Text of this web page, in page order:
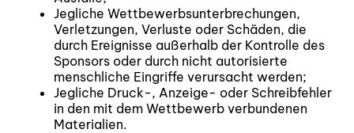
Jegliche Wettbewerbsunterbrechungen,
Verletzungen, Verluste oder Schäden, die
durch Ereignisse außerhalb der Kontrolle des
Sponsors oder durch nicht autorisierte
menschliche Eingriffe verursacht werden;
Jegliche Druck-, Anzeige- oder Schreibfehler
in den mit dem Wettbewerb verbundenen
Materialien.